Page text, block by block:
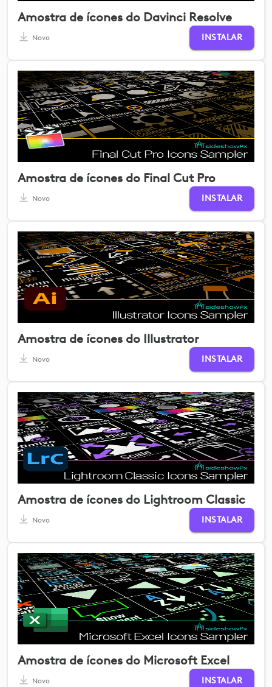
Amostra de ícones do Davinci Resolve
Novo INSTALAR
Amostra de ícones do Final Cut Pro
Novo INSTALAR
Amostra de ícones do Illustrator
Novo INSTALAR
Amostra de ícones do Lightroom Classic
Novo INSTALAR
Amostra de ícones do Microsoft Excel
Novo INSTALAR